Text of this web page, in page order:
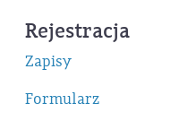
Rejestracja
Zapisy
Formularz